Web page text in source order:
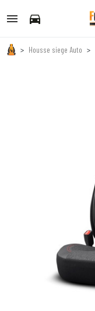
directions_car
Housse siege Auto